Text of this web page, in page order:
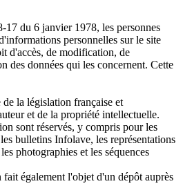
17 du 6 janvier 1978, les personnes
personnelles sur le site
d'accès, de modification, de
des données qui les concernent. Cette
la législation française et
et de la propriété intellectuelle.
sont réservés, y compris pour les
bulletins Infolave, les représentations
photographies et les séquences
également l'objet d'un dépôt auprès